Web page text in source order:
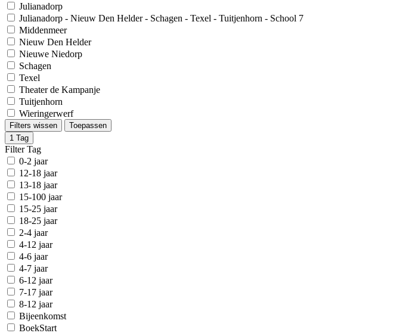
Julianadorp
Julianadorp - Nieuw Den Helder - Schagen - Texel - Tuitjenhorn - School 7
Middenmeer
Nieuw Den Helder
Nieuwe Niedorp
Schagen
Texel
Theater de Kampanje
Tuitjenhorn
Wieringerwerf
Filters wissen
Toepassen
1 Tag
Filter Tag
0-2 jaar
12-18 jaar
13-18 jaar
15-100 jaar
15-25 jaar
18-25 jaar
2-4 jaar
4-12 jaar
4-6 jaar
4-7 jaar
6-12 jaar
7-17 jaar
8-12 jaar
Bijeenkomst
BoekStart